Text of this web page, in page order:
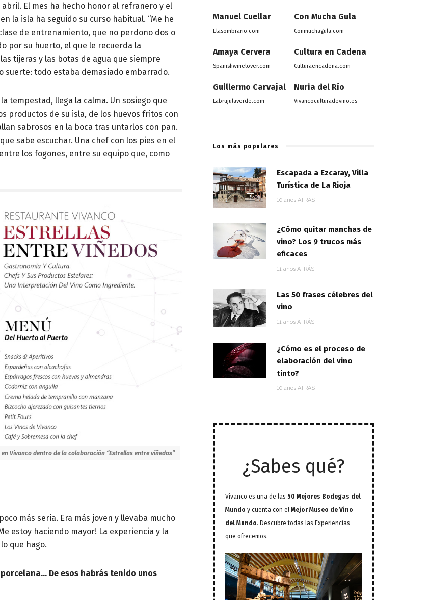
El mes ha hecho honor al refranero y el
la isla ha seguido su curso habitual. “Me he
de entrenamiento, que no perdono dos o
por su huerto, el que le recuerda la
tijeras y las botas de agua que siempre
suerte: todo estaba demasiado embarrado.
tempestad, llega la calma. Un sosiego que
productos de su isla, de los huevos fritos con
sabrosos en la boca tras untarlos con pan.
sabe escuchar. Una chef con los pies en el
los fogones, entre su equipo que, como
en Vivanco dentro de la colaboración “Estrellas entre viñedos”
más seria. Era más joven y llevaba mucho
estoy haciendo mayor! La experiencia y la
que hago.
De esos habrás tenido unos
Manuel Cuellar
Elasombrario.com
Con Mucha Gula
Conmuchagula.com
Amaya Cervera
Spanishwinelover.com
Cultura en Cadena
Culturaencadena.com
Guillermo Carvajal
Labrujulaverde.com
Nuria del Río
Vivancoculturadevino.es
Los más populares
Escapada a Ezcaray, Villa
Turística de La Rioja
10 años ATRÁS
¿Cómo quitar manchas de
vino? Los 9 trucos más
eficaces
11 años ATRÁS
Las 50 frases célebres del
vino
11 años ATRÁS
¿Cómo es el proceso de
elaboración del vino
tinto?
10 años ATRÁS
¿Sabes qué?
Vivanco es una de las50 Mejores Bodegas del
Mundo y cuenta con elMejor Museo de Vino
del Mundo. Descubre todas las Experiencias
que ofrecemos.